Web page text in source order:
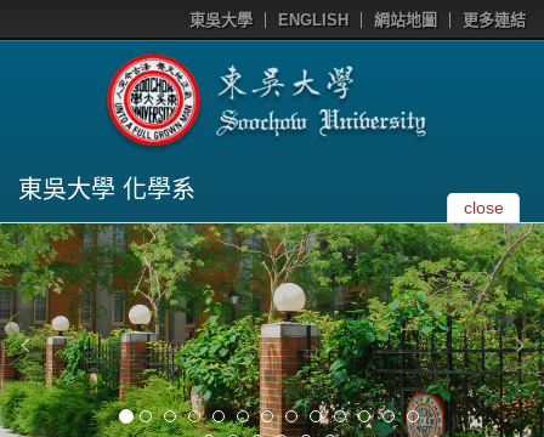
東吳大學 ENGLISH 網站地圖 更多連結
東吳大學 化學系
close